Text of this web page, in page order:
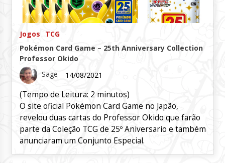
Jogos
TCG
Pokémon Card Game – 25th Anniversary Collection
Professor Okido
Sage
14/08/2021
(Tempo de Leitura: 2 minutos)
O site oficial Pokémon Card Game no Japão,
revelou duas cartas do Professor Okido que farão
parte da Coleção TCG de 25º Aniversario e também
anunciaram um Conjunto Especial.